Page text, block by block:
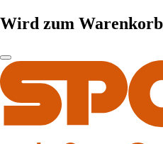
Wird zum